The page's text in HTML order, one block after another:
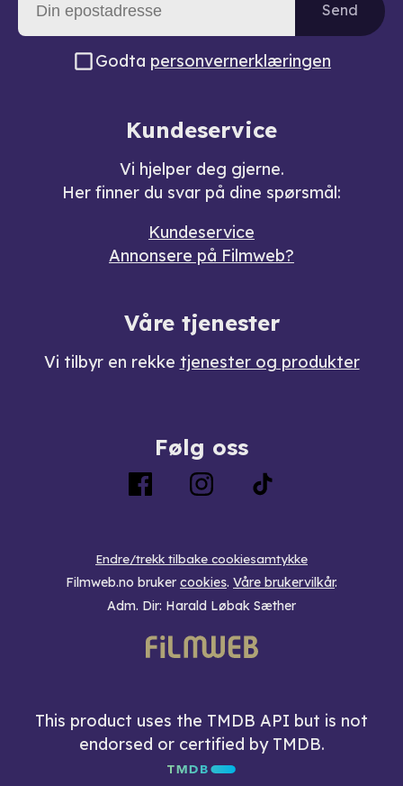
Send
Godta personvernerklæringen
Kundeservice
Vi hjelper deg gjerne.
Her finner du svar på dine spørsmål:
Kundeservice
Annonsere på Filmweb?
Våre tjenester
Vi tilbyr en rekke tjenester og produkter
Følg oss
Endre/trekk tilbake cookiesamtykke
Filmweb.no bruker cookies. Våre brukervilkår.
Adm. Dir: Harald Løbak Sæther
This product uses the TMDB API but is not
endorsed or certified by TMDB.